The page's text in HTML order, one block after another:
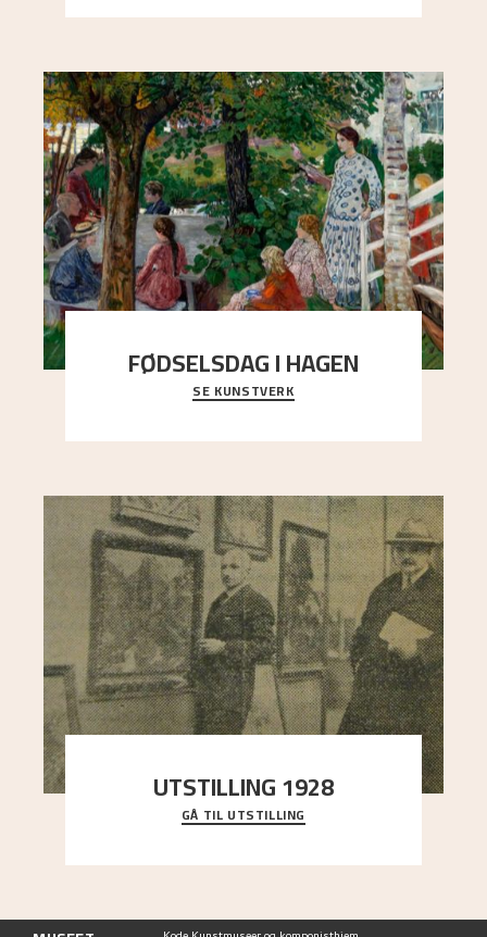
FØDSELSDAG I HAGEN
En gruppe mennesker er samlet under de store
trekronene i prestegårdshagen...
SE KUNSTVERK
UTSTILLING 1928
Då Astrup døydde i 1928, tok vennene Moritz
Kaland og Simon Thorbjørnsen initiativ til å
GÅ TIL UTSTILLING